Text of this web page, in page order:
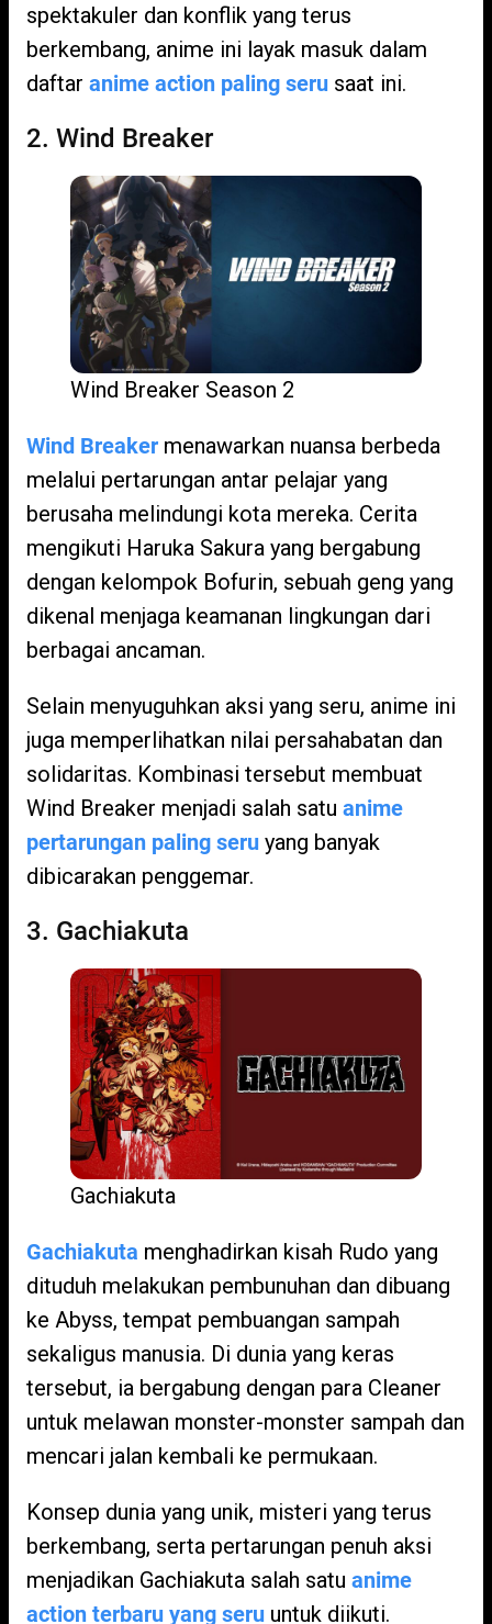
spektakuler dan konflik yang terus
berkembang, anime ini layak masuk dalam
daftar anime action paling seru saat ini.
2. Wind Breaker
Wind Breaker Season 2
Wind Breaker menawarkan nuansa berbeda
melalui pertarungan antar pelajar yang
berusaha melindungi kota mereka. Cerita
mengikuti Haruka Sakura yang bergabung
dengan kelompok Bofurin, sebuah geng yang
dikenal menjaga keamanan lingkungan dari
berbagai ancaman.
Selain menyuguhkan aksi yang seru, anime ini
juga memperlihatkan nilai persahabatan dan
solidaritas. Kombinasi tersebut membuat
Wind Breaker menjadi salah satu anime
pertarungan paling seru yang banyak
dibicarakan penggemar.
3. Gachiakuta
Gachiakuta
Gachiakuta menghadirkan kisah Rudo yang
dituduh melakukan pembunuhan dan dibuang
ke Abyss, tempat pembuangan sampah
sekaligus manusia. Di dunia yang keras
tersebut, ia bergabung dengan para Cleaner
untuk melawan monster-monster sampah dan
mencari jalan kembali ke permukaan.
Konsep dunia yang unik, misteri yang terus
berkembang, serta pertarungan penuh aksi
menjadikan Gachiakuta salah satu anime
action terbaru yang seru untuk diikuti.